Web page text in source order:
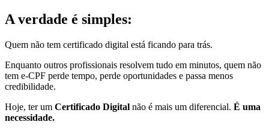
A verdade é simples:
Quem não tem certificado digital está ficando para trás.
Enquanto outros profissionais resolvem tudo em minutos, quem não
tem e-CPF perde tempo, perde oportunidades e passa menos
credibilidade.
Hoje, ter um Certificado Digital não é mais um diferencial. É uma
necessidade.